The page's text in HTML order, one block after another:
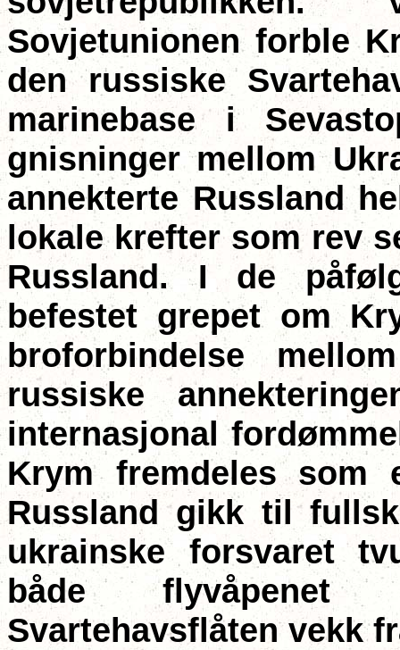
Sovjetunionen forble
den russiske
marinebase i
gnisninger mellom
annekterte Russland
lokale krefter som rev
Russland. I de
befestet grepet om
broforbindelse
russiske
internasjonal
Krym fremdeles som
Russland gikk til
ukrainske forsvaret
både flyvåpenet
Svartehavsflåten vekk